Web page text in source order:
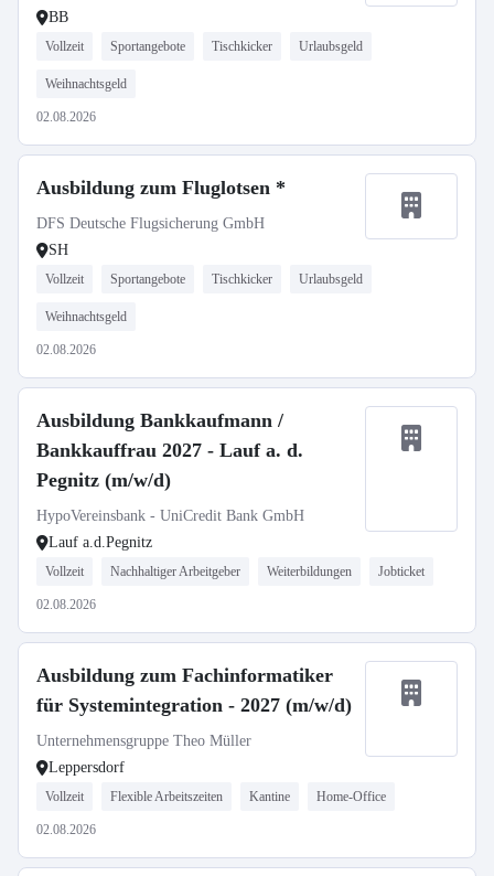
BB
Vollzeit Sportangebote Tischkicker Urlaubsgeld
Weihnachtsgeld
02.08.2026
Ausbildung zum Fluglotsen *
DFS Deutsche Flugsicherung GmbH
SH
Vollzeit Sportangebote Tischkicker Urlaubsgeld
Weihnachtsgeld
02.08.2026
Ausbildung Bankkaufmann /
Bankkauffrau 2027 - Lauf a. d.
Pegnitz (m/w/d)
HypoVereinsbank - UniCredit Bank GmbH
Lauf a.d.Pegnitz
Vollzeit Nachhaltiger Arbeitgeber Weiterbildungen Jobticket
02.08.2026
Ausbildung zum Fachinformatiker
für Systemintegration - 2027 (m/w/d)
Unternehmensgruppe Theo Müller
Leppersdorf
Vollzeit Flexible Arbeitszeiten Kantine Home-Office
02.08.2026